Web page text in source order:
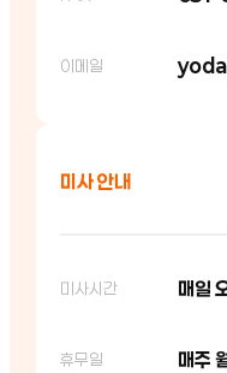
이메일
미사 안내
미사시간 매일
휴무일 매주